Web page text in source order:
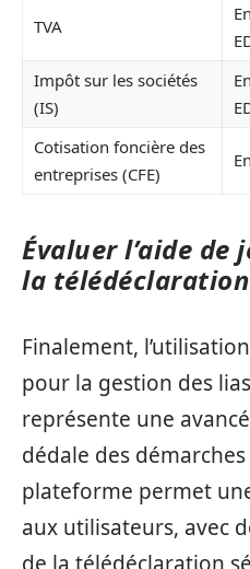
TVA
Impôt sur les sociétés
(IS)
Cotisation foncière des
entreprises (CFE)
Évaluer l’aide de
la télédéclaration
Finalement,
pour la gestion des
représente une
dédale des
plateforme permet
aux utilisateurs, avec
de la télédéclaration